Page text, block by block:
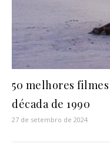
50 melhores
década de 1990
27 de setembro de 2024